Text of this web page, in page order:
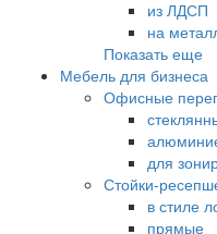
из ЛДСП
на
Показать еще
Мебель для бизнеса
Офисные
для
Стойки-
в стиле
прямые